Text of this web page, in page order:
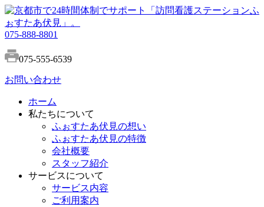
075-888-8801
075-555-6539
お問い合わせ
ホーム
私たちについて
ふぉすたあ伏見の想い
ふぉすたあ伏見の特徴
会社概要
スタッフ紹介
サービスについて
サービス内容
ご利用案内